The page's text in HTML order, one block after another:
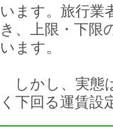
います。旅行業
き、上限・下限
います。
しかし、実態
く下回る運賃設